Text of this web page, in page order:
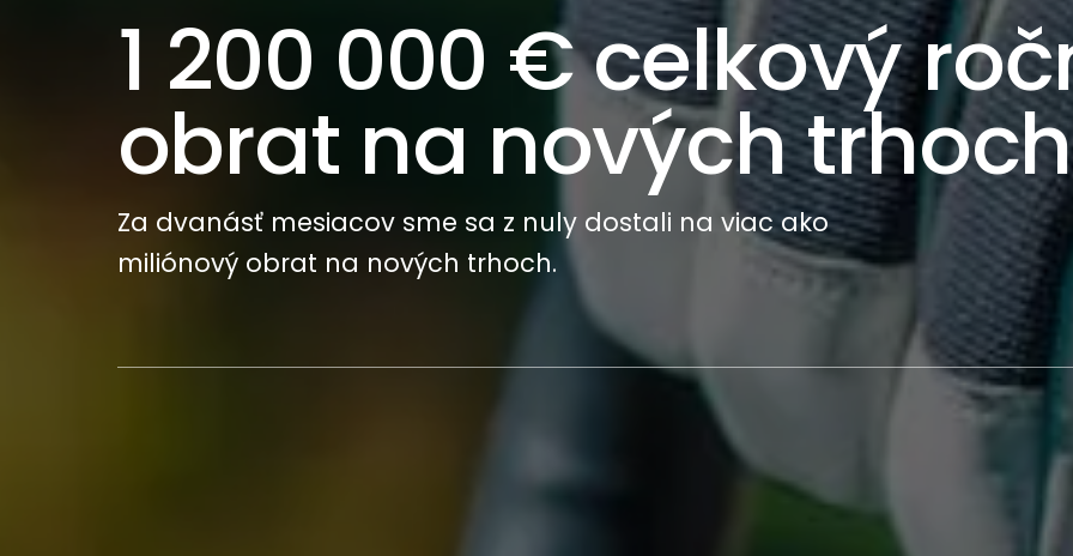
1 200 000 € celkový
obrat na nových trhoch
Za dvanásť mesiacov sme sa z nuly dostali na viac ako
miliónový obrat na nových trhoch.